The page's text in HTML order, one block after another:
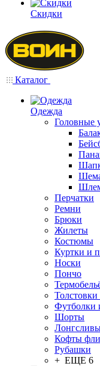
Скидки
Каталог
Одежда
Головные
Перчатки
Ремни
Брюки
Жилеты
Костюмы
Куртки и
Носки
Пончо
Толстовки
Футболки
Шорты
Кофты
Рубашки
+ ЕЩЕ 6